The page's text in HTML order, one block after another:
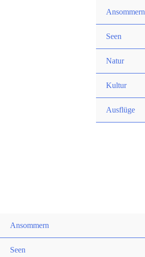
Ansommern
Seen
Natur
Kultur
Ausflüge
Ansommern
Seen